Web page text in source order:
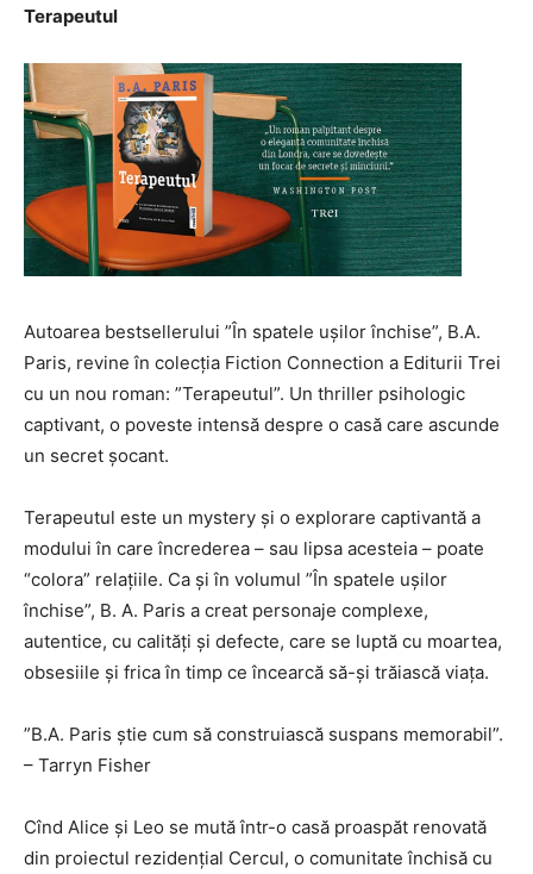
Terapeutul
Autoarea bestsellerului ”În spatele ușilor închise”, B.A.
Paris, revine în colecția Fiction Connection a Editurii Trei
cu un nou roman: ”Terapeutul”. Un thriller psihologic
captivant, o poveste intensă despre o casă care ascunde
un secret șocant.
Terapeutul este un mystery și o explorare captivantă a
modului în care încrederea – sau lipsa acesteia – poate
“colora” relațiile. Ca și în volumul ”În spatele ușilor
închise”, B. A. Paris a creat personaje complexe,
autentice, cu calități și defecte, care se luptă cu moartea,
obsesiile și frica în timp ce încearcă să-și trăiască viața.
”B.A. Paris știe cum să construiască suspans memorabil”.
– Tarryn Fisher
Cînd Alice și Leo se mută într-o casă proaspăt renovată
din proiectul rezidențial Cercul, o comunitate închisă cu